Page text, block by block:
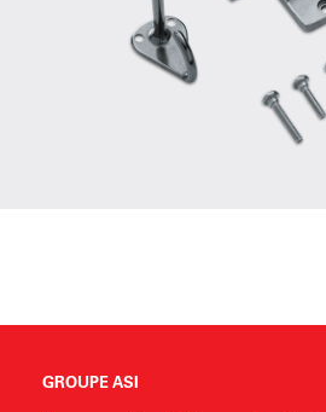
GROUPE ASI